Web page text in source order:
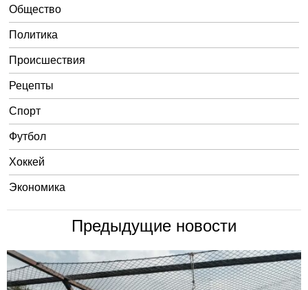
Общество
Политика
Происшествия
Рецепты
Спорт
Футбол
Хоккей
Экономика
Предыдущие новости